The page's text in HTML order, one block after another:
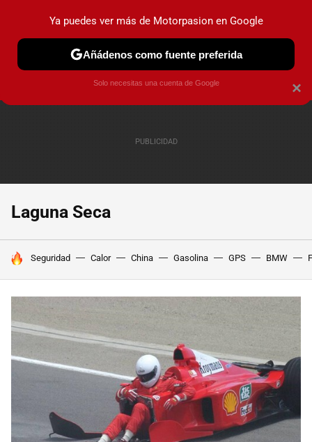
PRUEBAS COCHES ELÉCTRICOS OBSERVATORIO
Laguna Seca
HOY SE HABLA DE
Seguridad Calor China Gasolina GPS BMW
×
Ya puedes ver más de Motorpasion en Google
Añádenos como fuente preferida
Solo necesitas una cuenta de Google